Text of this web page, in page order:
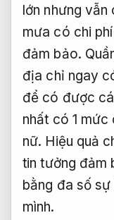
lớn nhưng vẫn
mưa có chi
đảm bảo.
địa chỉ ngay
để có được
nhất có 1 mức
nữ. Hiệu quả
tin tưởng đảm
bằng đa số
mình.